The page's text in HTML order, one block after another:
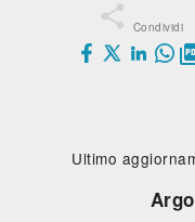
 Condividi
Ultimo